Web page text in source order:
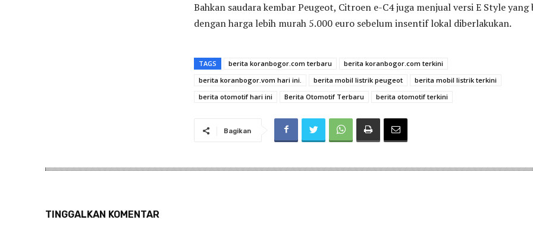
Bahkan saudara kembar Peugeot, Citroen e-C4 juga menjual versi E Style yang
dengan harga lebih murah 5.000 euro sebelum insentif lokal diberlakukan.
TAGS berita koranbogor.com terbaru
berita koranbogor.com terkini
berita koranbogor.vom hari ini.
berita mobil listrik peugeot
berita mobil listrik terkini
berita otomotif hari ini
Berita Otomotif Terbaru berita otomotif terkini
Bagikan
TINGGALKAN KOMENTAR